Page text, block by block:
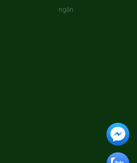
ngăn